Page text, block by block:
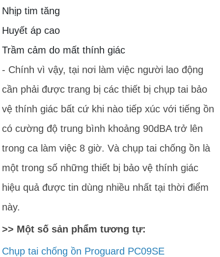
Nhịp tim tăng
Huyết áp cao
Trầm cảm do mất thính giác
- Chính vì vậy, tại nơi làm việc người lao động
cần phải được trang bị các thiết bị chụp tai bảo
vệ thính giác bất cứ khi nào tiếp xúc với tiếng ồn
có cường độ trung bình khoảng 90dBA trở lên
trong ca làm việc 8 giờ. Và chụp tai chống ồn là
một trong số những thiết bị bảo vệ thính giác
hiệu quả được tin dùng nhiều nhất tại thời điểm
này.
>> Một số sản phẩm tương tự:
Chụp tai chống ồn Proguard PC09SE